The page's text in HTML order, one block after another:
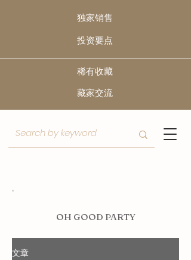
独家销售
​投资要点
稀有收藏
​藏家交流
OH GOOD PARTY
文章